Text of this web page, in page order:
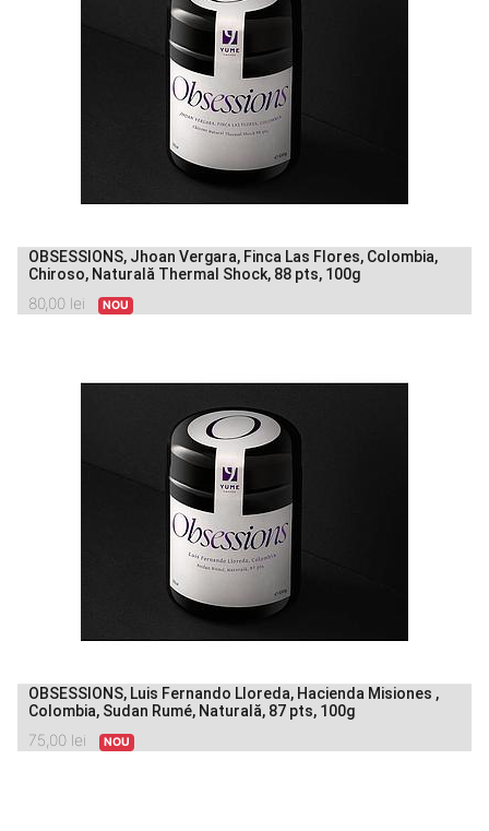
OBSESSIONS, Jhoan Vergara, Finca Las Flores, Colombia,
Chiroso, Naturală Thermal Shock, 88 pts, 100g
80,00 lei NOU
OBSESSIONS, Luis Fernando Lloreda, Hacienda Misiones ,
Colombia, Sudan Rumé, Naturală, 87 pts, 100g
75,00 lei NOU